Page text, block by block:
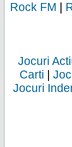
Rock FM |
Jocuri
Carti |
Jocuri